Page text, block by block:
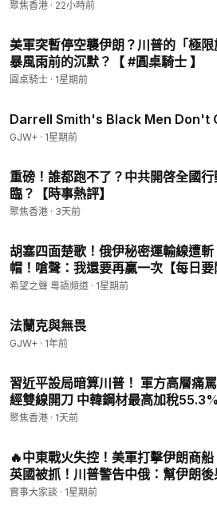
聚焦香港 · 22小時前
美軍突暫停空襲伊朗？川普的「極
暴風雨前的沉默？【 #圓桌騎士 】
圓桌騎士 · 1星期前
Darrell Smith's Black Men Don't
GJW+ · 1星期前
重磅！誰都跑不了？中共開啓全國
臨？【時事熱評】
聚焦香港 · 3天前
胡塞四面楚歌！俄伊秘密運輸線遭
帽！嗆聲：我還要再贏一次【每日要
希望之聲 粵語頻道 · 1星期前
法蘭克與無畏
GJW+ · 1年前
習近平設局暗算川普！ 軍方高層痛
經雙線開刀 中韓鋼材最高加稅
伊朗無人機轟AI帝國【今日新聞】
聚焦香港 · 1天前
🔥中東戰火失控！美軍打擊伊朗商
英國被抓！川普警告中俄：幫伊朗
一週3次動手！嘉賓 哥倫比亞大學政
實事大家談 · 1星期前